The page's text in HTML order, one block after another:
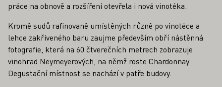
práce na obnově a rozšíření otevřela i nová vinotéka.
Kromě sudů rafinovaně umístěných různě po vinotéce a
lehce zakřiveného baru zaujme především obří nástěnná
fotografie, která na 60 čtverečních metrech zobrazuje
vinohrad Neymeyerových, na němž roste Chardonnay.
Degustační místnost se nachází v patře budovy.